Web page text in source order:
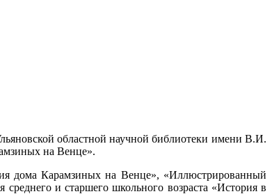
областной научной библиотеки имени В.И.
на Венце».
дома Карамзиных на Венце», «Иллюстрированный
и старшего школьного возраста «История в